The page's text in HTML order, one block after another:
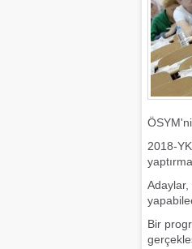
2018-
Bir